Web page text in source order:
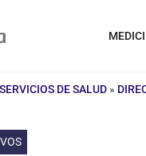
DE SALUD »